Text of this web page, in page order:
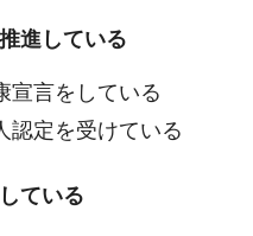
進している
宣言をしている
認定を受けている
ている